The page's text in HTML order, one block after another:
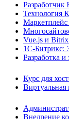
Разработчик
Технология
Vue.js и
1С-Битрикс:
Разработка
Курс для
Внедрение